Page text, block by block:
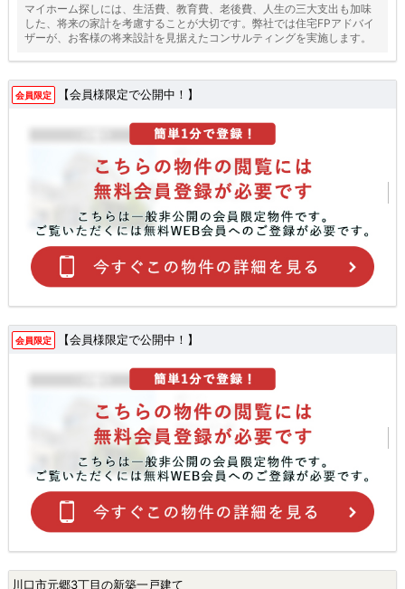
マイホーム探しには、生活費、教育費、老後費、人生の三大支出も加味
した、将来の家計を考慮することが大切です。弊社では住宅FPアドバイ
ザーが、お客様の将来設計を見据えたコンサルティングを実施します。
会員限定 【会員様限定で公開中！】
会員限定 【会員様限定で公開中！】
川口市元郷3丁目の新築一戸建て